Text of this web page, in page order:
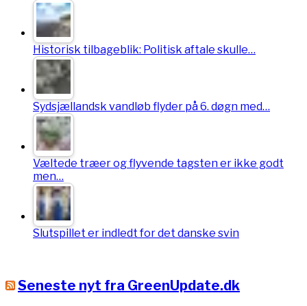
Historisk tilbageblik: Politisk aftale skulle…
Sydsjællandsk vandløb flyder på 6. døgn med…
Væltede træer og flyvende tagsten er ikke godt
men…
Slutspillet er indledt for det danske svin
Seneste nyt fra GreenUpdate.dk